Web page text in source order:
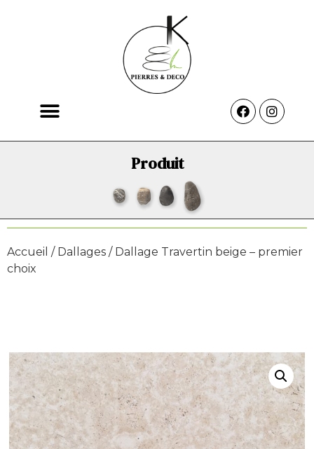
Produit
Accueil / Dallages / Dallage Travertin beige – premier
choix